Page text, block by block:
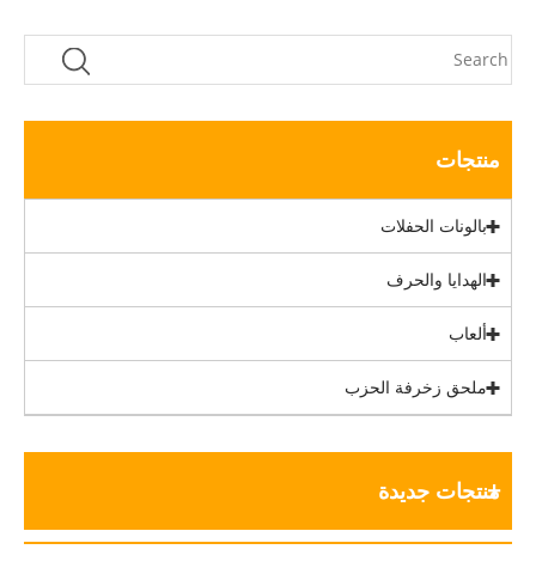
منتجات
بالونات الحفلات
الهدايا والحرف
ألعاب
ملحق زخرفة الحزب
منتجات جديدة